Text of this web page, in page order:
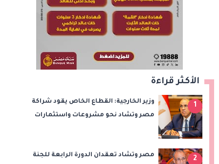
الأكثر قراءة
1
وزير الخارجية: القطاع الخاص يقود شراكة
مصر وتشاد نحو مشروعات واستثمارات
2
مصر وتشاد تعقدان الدورة الرابعة للجنة